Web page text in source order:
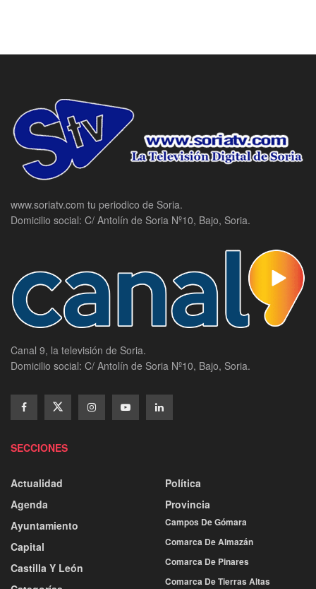
www.soriatv.com tu periodico de Soria.
Domicilio social: C/ Antolín de Soria Nº10, Bajo, Soria.
Canal 9, la televisión de Soria.
Domicilio social: C/ Antolín de Soria Nº10, Bajo, Soria.
SECCIONES
Actualidad
Agenda
Ayuntamiento
Capital
Castilla Y León
Política
Provincia
Campos De Gómara
Comarca De Almazán
Comarca De Pinares
Comarca De Tierras Altas